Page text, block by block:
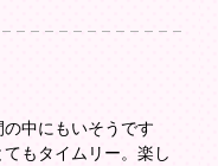
中にもいそうです
もタイムリー。楽し